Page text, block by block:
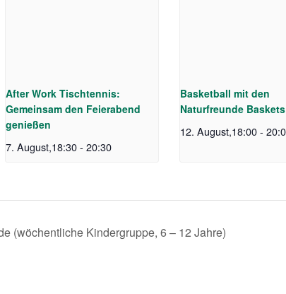
After Work Tischtennis:
Gemeinsam den Feierabend
genießen
7. August,18:30- 20:30
Basketball mit den
Naturfreunde Baskets
12. August,18:00-
(wöchentliche Kindergruppe, 6 – 12 Jahre)